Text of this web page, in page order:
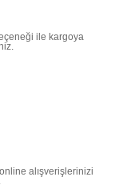
ile kargoya
alışverişlerinizi